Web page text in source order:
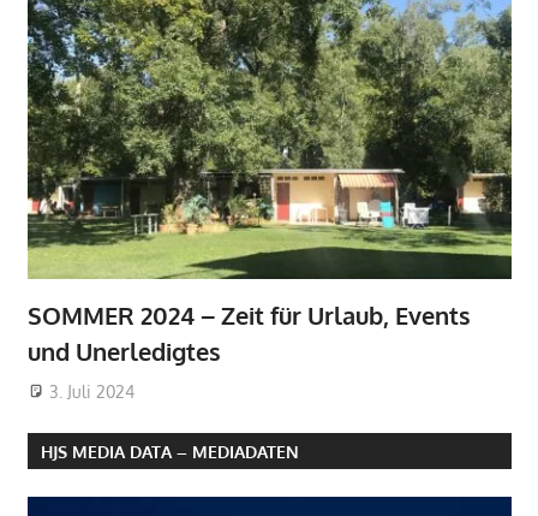
SOMMER 2024 – Zeit für Urlaub, Events
und Unerledigtes
3. Juli 2024
HJS MEDIA DATA – MEDIADATEN